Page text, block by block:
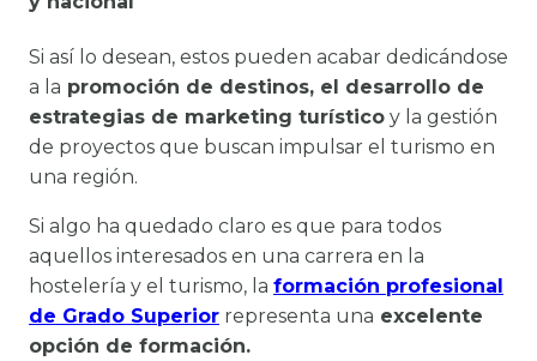
Si así lo desean, estos pueden acabar dedicándose
a la promoción de destinos, el desarrollo de
estrategias de marketing turístico y la gestión
de proyectos que buscan impulsar el turismo en
una región.
Si algo ha quedado claro es que para todos
aquellos interesados en una carrera en la
hostelería y el turismo, la formación profesional
de Grado Superior representa una excelente
opción de formación.